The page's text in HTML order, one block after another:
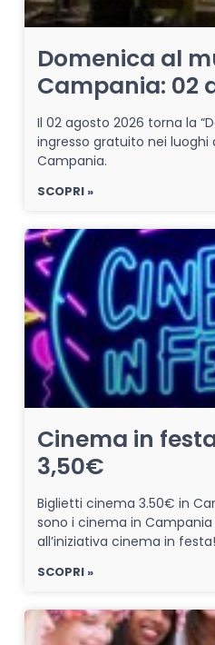
Domenica al
Campania: 02
Il 02 agosto 2026 torna la
ingresso gratuito nei
Campania.
SCOPRI »
Cinema in
3,50€
Biglietti cinema 3.50€ in
sono i cinema in
all’iniziativa cinema in festa!
SCOPRI »